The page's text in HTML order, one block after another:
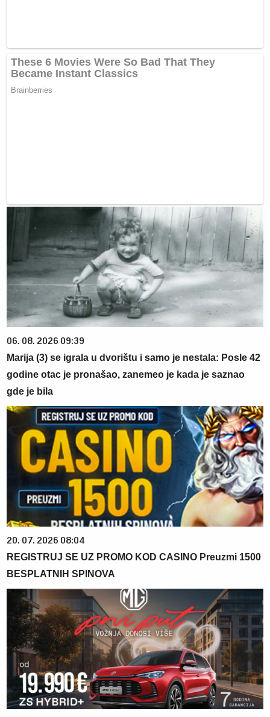
06. 08. 2026 09:39
Marija (3) se igrala u dvorištu i samo je nestala: Posle 42
godine otac je pronašao, zanemeo je kada je saznao
gde je bila
20. 07. 2026 08:04
REGISTRUJ SE UZ PROMO KOD CASINO Preuzmi 1500
BESPLATNIH SPINOVA